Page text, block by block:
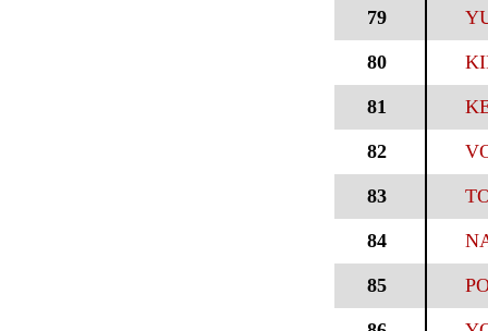
79
80
81
82
83
84
85